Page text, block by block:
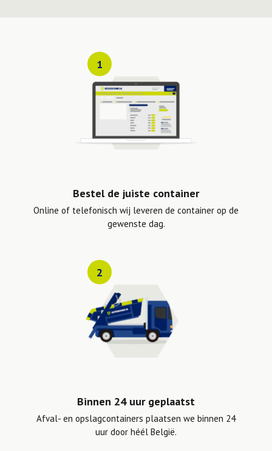
1
Bestel de juiste container
Online of telefonisch wij leveren de container op de
gewenste dag.
2
Binnen 24 uur geplaatst
Afval- en opslagcontainers plaatsen we binnen 24
uur door héél België.